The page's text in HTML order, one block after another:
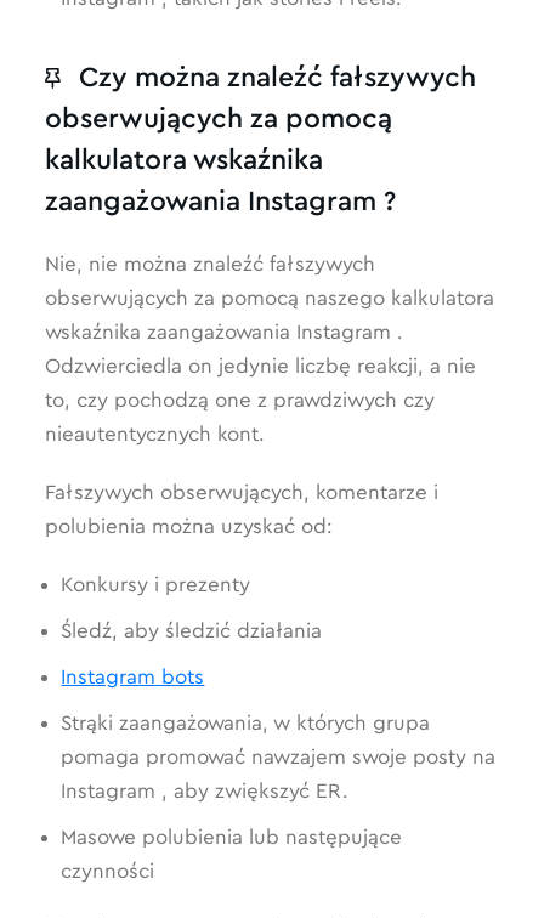
Czy można znaleźć fałszywych
obserwujących za pomocą
kalkulatora wskaźnika
zaangażowania Instagram ?
Nie, nie można znaleźć fałszywych
obserwujących za pomocą naszego kalkulatora
wskaźnika zaangażowania Instagram .
Odzwierciedla on jedynie liczbę reakcji, a nie
to, czy pochodzą one z prawdziwych czy
nieautentycznych kont.
Fałszywych obserwujących, komentarze i
polubienia można uzyskać od:
Konkursy i prezenty
Śledź, aby śledzić działania
Instagram bots
Strąki zaangażowania, w których grupa
pomaga promować nawzajem swoje posty na
Instagram , aby zwiększyć ER.
Masowe polubienia lub następujące
czynności